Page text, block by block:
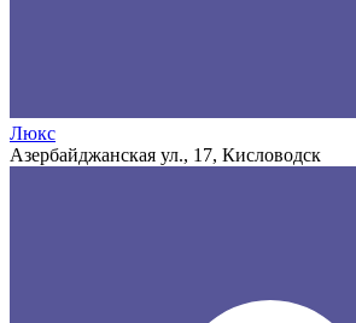
Люкс
Азербайджанская ул., 17, Кисловодск